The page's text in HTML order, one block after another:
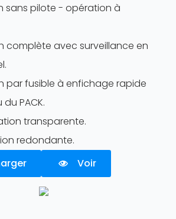
sans pilote - opération à
complète avec surveillance en
par fusible à enfichage rapide
PACK.
transparente.
redondante.
Voir